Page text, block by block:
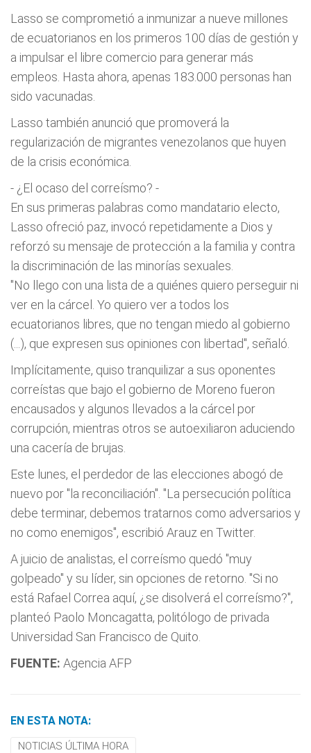
Lasso se comprometió a inmunizar a nueve millones
de ecuatorianos en los primeros 100 días de gestión y
a impulsar el libre comercio para generar más
empleos. Hasta ahora, apenas 183.000 personas han
sido vacunadas.
Lasso también anunció que promoverá la
regularización de migrantes venezolanos que huyen
de la crisis económica.
- ¿El ocaso del correísmo? -
En sus primeras palabras como mandatario electo,
Lasso ofreció paz, invocó repetidamente a Dios y
reforzó su mensaje de protección a la familia y contra
la discriminación de las minorías sexuales.
"No llego con una lista de a quiénes quiero perseguir ni
ver en la cárcel. Yo quiero ver a todos los
ecuatorianos libres, que no tengan miedo al gobierno
(...), que expresen sus opiniones con libertad", señaló.
Implícitamente, quiso tranquilizar a sus oponentes
correístas que bajo el gobierno de Moreno fueron
encausados y algunos llevados a la cárcel por
corrupción, mientras otros se autoexiliaron aduciendo
una cacería de brujas.
Este lunes, el perdedor de las elecciones abogó de
nuevo por "la reconciliación". "La persecución política
debe terminar, debemos tratarnos como adversarios y
no como enemigos", escribió Arauz en Twitter.
A juicio de analistas, el correísmo quedó "muy
golpeado" y su líder, sin opciones de retorno. "Si no
está Rafael Correa aquí, ¿se disolverá el correísmo?",
planteó Paolo Moncagatta, politólogo de privada
Universidad San Francisco de Quito.
FUENTE: Agencia AFP
EN ESTA NOTA:
NOTICIAS ÚLTIMA HORA